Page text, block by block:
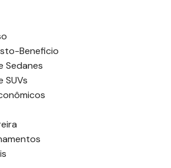
Beneficio
Sedanes
SUVs